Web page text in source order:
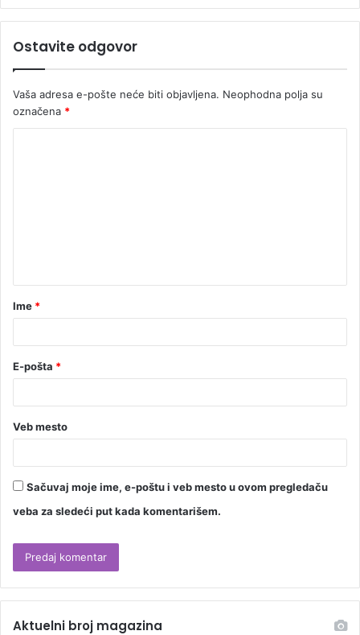
Ostavite odgovor
Vaša adresa e-pošte neće biti objavljena. Neophodna polja su
označena *
Ime *
E-pošta *
Veb mesto
Sačuvaj moje ime, e-poštu i veb mesto u ovom pregledaču
veba za sledeći put kada komentarišem.
Aktuelni broj magazina